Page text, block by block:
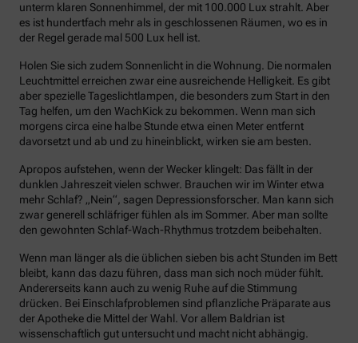
unterm klaren Sonnenhimmel, der mit 100.000 Lux strahlt. Aber
es ist hundertfach mehr als in geschlossenen Räumen, wo es in
der Regel gerade mal 500 Lux hell ist.
Holen Sie sich zudem Sonnenlicht in die Wohnung. Die normalen
Leuchtmittel erreichen zwar eine ausreichende Helligkeit. Es gibt
aber spezielle Tageslichtlampen, die besonders zum Start in den
Tag helfen, um den WachKick zu bekommen. Wenn man sich
morgens circa eine halbe Stunde etwa einen Meter entfernt
davorsetzt und ab und zu hineinblickt, wirken sie am besten.
Apropos aufstehen, wenn der Wecker klingelt: Das fällt in der
dunklen Jahreszeit vielen schwer. Brauchen wir im Winter etwa
mehr Schlaf? „Nein“, sagen Depressionsforscher. Man kann sich
zwar generell schläfriger fühlen als im Sommer. Aber man sollte
den gewohnten Schlaf-Wach-Rhythmus trotzdem beibehalten.
Wenn man länger als die üblichen sieben bis acht Stunden im Bett
bleibt, kann das dazu führen, dass man sich noch müder fühlt.
Andererseits kann auch zu wenig Ruhe auf die Stimmung
drücken. Bei Einschlafproblemen sind pflanzliche Präparate aus
der Apotheke die Mittel der Wahl. Vor allem Baldrian ist
wissenschaftlich gut untersucht und macht nicht abhängig.